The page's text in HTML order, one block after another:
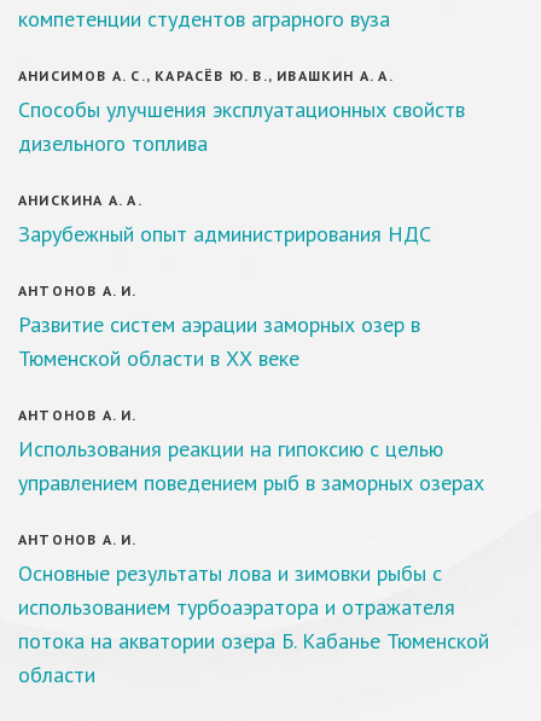
компетенции студентов аграрного вуза
АНИСИМОВ А. С., КАРАСЁВ Ю. В., ИВАШКИН А. А.
Способы улучшения эксплуатационных свойств
дизельного топлива
АНИСКИНА А. А.
Зарубежный опыт администрирования НДС
АНТОНОВ А. И.
Развитие систем аэрации заморных озер в
Тюменской области в ХХ веке
АНТОНОВ А. И.
Использования реакции на гипоксию с целью
управлением поведением рыб в заморных озерах
АНТОНОВ А. И.
Основные результаты лова и зимовки рыбы с
использованием турбоаэратора и отражателя
потока на акватории озера Б. Кабанье Тюменской
области